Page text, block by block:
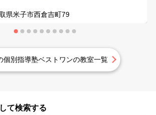
県米子市西倉吉町79
個別指導塾ベストワンの教室一覧
て検索する